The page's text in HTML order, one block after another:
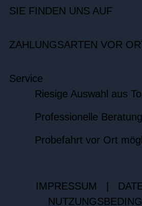
SIE FINDEN UNS AUF
ZAHLUNGSARTEN VOR
Service
Riesige Auswahl aus
Professionelle Beratung
Probefahrt vor Ort
IMPRESSUM